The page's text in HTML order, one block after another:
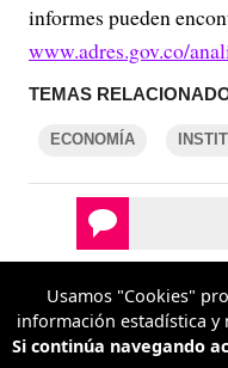
informes pueden
www.adres.gov.co/
TEMAS
ECONOMÍA
Usamos "Cookies"
información estadística
Si continúa navegando